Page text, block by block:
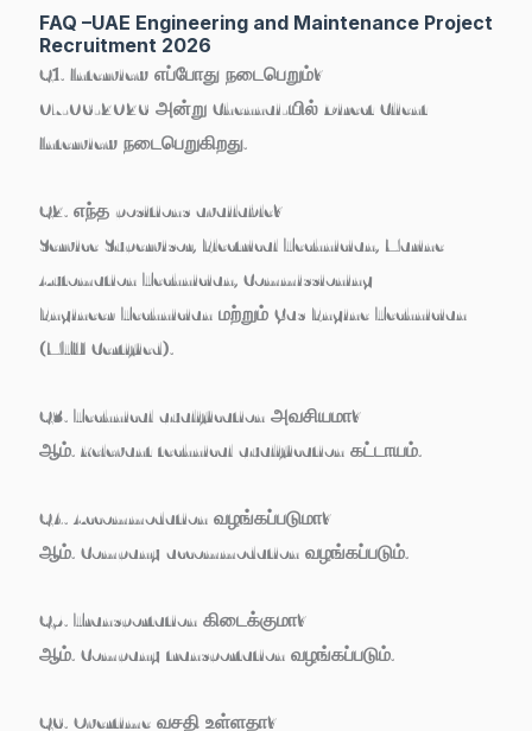
FAQ –UAE Engineering and Maintenance Project
Recruitment 2026
Q1. Interview எப்போது நடைபெறும்?
07-06-2026 அன்று Chennai-யில் Direct Client
Interview நடைபெறுகிறது.
Q2. எந்த positions available?
Service Supervisor, Electrical Technician, Marine
Automation Technician, Commissioning
Engineer/Technician மற்றும் Gas Engine Technician
(MTU Certified).
Q3. Technical qualification அவசியமா?
ஆம். Relevant technical qualification கட்டாயம்.
Q4. Accommodation வழங்கப்படுமா?
ஆம். Company accommodation வழங்கப்படும்.
Q5. Transportation கிடைக்குமா?
ஆம். Company transportation வழங்கப்படும்.
Q6. Overtime வசதி உள்ளதா?